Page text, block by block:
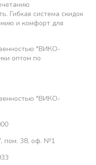
Гибкая система скидок
и комфорт для
"ВИКО-
оптом по
"ВИКО-
пом. 38, оф. №1